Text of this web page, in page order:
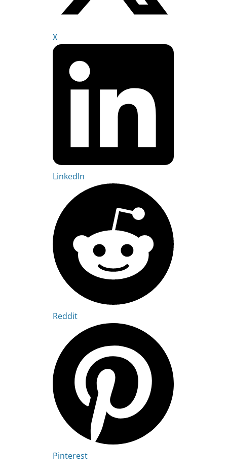
X
LinkedIn
Reddit
Pinterest